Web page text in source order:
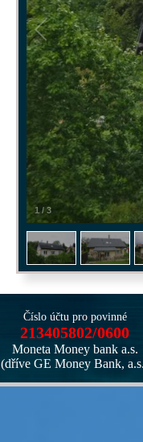
1/ 3
Číslo účtu pro povinné
213405802/0600
Moneta Money bank a.s.
(dříve GE Money Bank,